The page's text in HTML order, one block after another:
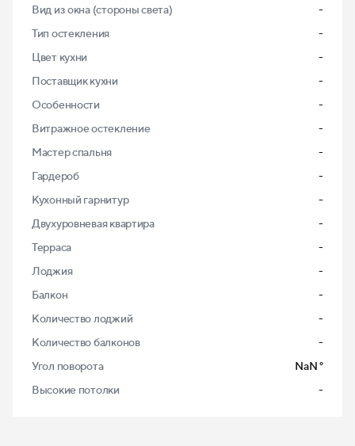
Вид из окна (стороны света)
-
Тип остекления
-
Цвет кухни
-
Поставщик кухни
-
Особенности
-
Витражное остекление
-
Мастер спальня
-
Гардероб
-
Кухонный гарнитур
-
Двухуровневая квартира
-
Терраса
-
Лоджия
-
Балкон
-
Количество лоджий
-
Количество балконов
-
Угол поворота
NaN°
Высокие потолки
-